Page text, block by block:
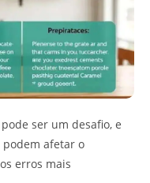
pode ser um desafio, e
afetar o
erros mais